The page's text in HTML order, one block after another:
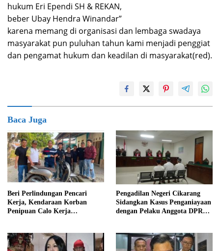
hukum Eri Ependi SH & REKAN,
beber Ubay Hendra Winandar”
karena memang di organisasi dan lembaga swadaya
masyarakat pun puluhan tahun kami menjadi penggiat
dan pengamat hukum dan keadilan di masyarakat(red).
Baca Juga
Beri Perlindungan Pencari
Kerja, Kendaraan Korban
Penipuan Calo Kerja
Pengadilan Negeri Cikarang
Sidangkan Kasus Penganiayaan
dengan Pelaku Anggota DPRD